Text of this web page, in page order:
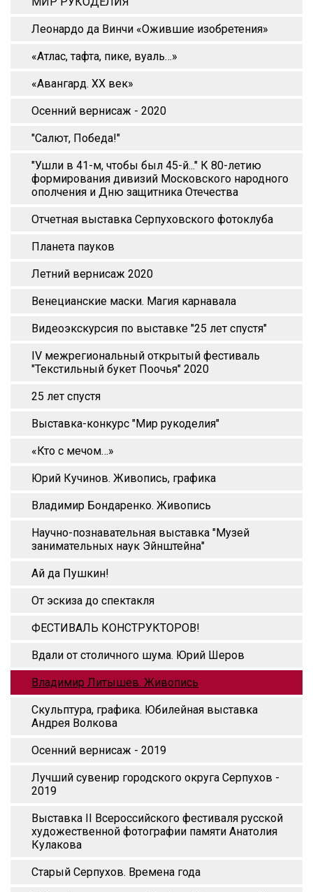
Леонардо да Винчи «Ожившие изобретения»
«Атлас, тафта, пике, вуаль…»
«Авангард. XX век»
Осенний вернисаж - 2020
"Салют, Победа!"
"Ушли в 41-м, чтобы был 45-й..." К 80-летию
формирования дивизий Московского народного
ополчения и Дню защитника Отечества
Отчетная выставка Серпуховского фотоклуба
Планета пауков
Летний вернисаж 2020
Венецианские маски. Магия карнавала
Видеоэкскурсия по выставке "25 лет спустя"
IV межрегиональный открытый фестиваль
"Текстильный букет Поочья" 2020
25 лет спустя
Выставка-конкурс "Мир рукоделия"
«Кто с мечом…»
Юрий Кучинов. Живопись, графика
Владимир Бондаренко. Живопись
Научно-познавательная выставка "Музей
занимательных наук Эйнштейна"
Ай да Пушкин!
От эскиза до спектакля
ФЕСТИВАЛЬ КОНСТРУКТОРОВ!
Вдали от столичного шума. Юрий Шеров
Владимир Литышев. Живопись
Скульптура, графика. Юбилейная выставка
Андрея Волкова
Осенний вернисаж - 2019
Лучший сувенир городского округа Серпухов -
2019
Выставка II Всероссийского фестиваля русской
художественной фотографии памяти Анатолия
Кулакова
Старый Серпухов. Времена года